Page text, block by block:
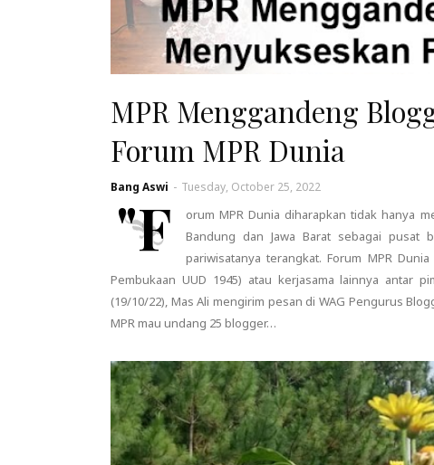
MPR Menggandeng
Forum MPR Dunia
Bang Aswi - Tuesday, October 25, 2022
"F
orum MPR Dunia diharapkan tidak hanya
Bandung dan Jawa Barat sebagai pusat
pariwisatanya terangkat. Forum MPR
Pembukaan UUD 1945) atau kerjasama lainnya antar
(19/10/22), Mas Ali mengirim pesan di WAG Pengurus
MPR mau undang 25 blogger…